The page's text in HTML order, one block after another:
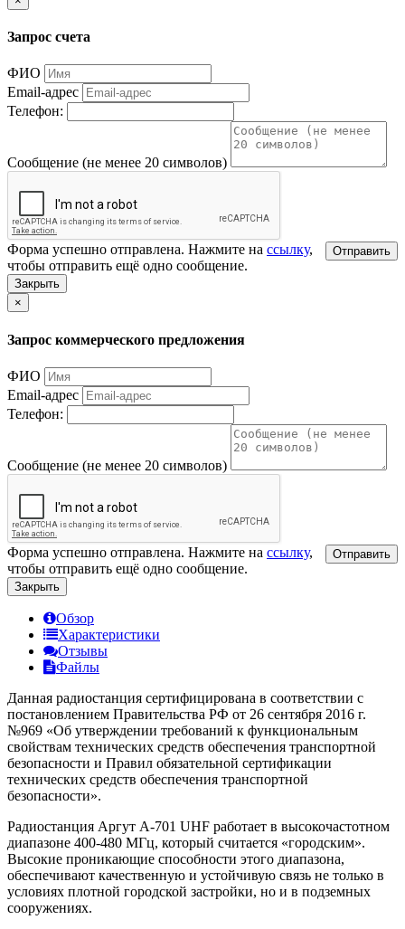
Запрос счета
ФИО
Email-адрес
Телефон:
Сообщение (не менее 20 символов)
Отправить
Форма успешно отправлена. Нажмите на ссылку,
чтобы отправить ещё одно сообщение.
Закрыть
×
Запрос коммерческого предложения
ФИО
Email-адрес
Телефон:
Сообщение (не менее 20 символов)
Отправить
Форма успешно отправлена. Нажмите на ссылку,
чтобы отправить ещё одно сообщение.
Закрыть
Обзор
Характеристики
Отзывы
Файлы
Данная радиостанция сертифицирована в соответствии с
постановлением Правительства РФ от 26 сентября 2016 г.
№969 «Об утверждении требований к функциональным
свойствам технических средств обеспечения транспортной
безопасности и Правил обязательной сертификации
технических средств обеспечения транспортной
безопасности».
Радиостанция Аргут А-701 UHF работает в высокочастотном
диапазоне 400-480 МГц, который считается «городским».
Высокие проникающие способности этого диапазона,
обеспечивают качественную и устойчивую связь не только в
условиях плотной городской застройки, но и в подземных
сооружениях.